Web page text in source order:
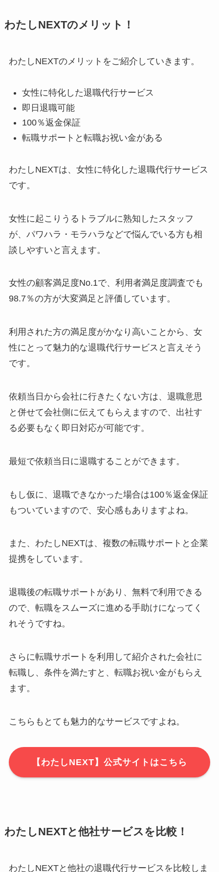
わたしNEXTのメリット！
わたしNEXTのメリットをご紹介していきます。
女性に特化した退職代行サービス
即日退職可能
100％返金保証
転職サポートと転職お祝い金がある
わたしNEXTは、女性に特化した退職代行サービス
です。
女性に起こりうるトラブルに熟知したスタッフ
が、パワハラ・モラハラなどで悩んでいる方も相
談しやすいと言えます。
女性の顧客満足度No.1で、利用者満足度調査でも
98.7％の方が大変満足と評価しています。
利用された方の満足度がかなり高いことから、女
性にとって魅力的な退職代行サービスと言えそう
です。
依頼当日から会社に行きたくない方は、退職意思
と併せて会社側に伝えてもらえますので、出社す
る必要もなく即日対応が可能です。
最短で依頼当日に退職することができます。
もし仮に、退職できなかった場合は100％返金保証
もついていますので、安心感もありますよね。
また、わたしNEXTは、複数の転職サポートと企業
提携をしています。
退職後の転職サポートがあり、無料で利用できる
ので、転職をスムーズに進める手助けになってく
れそうですね。
さらに転職サポートを利用して紹介された会社に
転職し、条件を満たすと、転職お祝い金がもらえ
ます。
こちらもとても魅力的なサービスですよね。
【わたしNEXT】公式サイトはこちら
わたしNEXTと他社サービスを比較！
わたしNEXTと他社の退職代行サービスを比較しま